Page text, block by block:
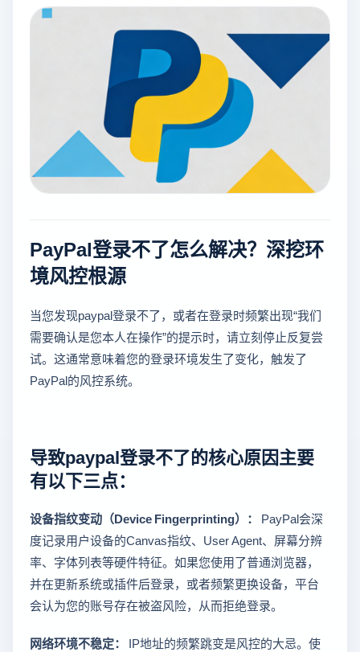
PayPal登录不了怎么解决？深挖环
境风控根源
当您发现paypal登录不了，或者在登录时频繁出现“我们
需要确认是您本人在操作”的提示时，请立刻停止反复尝
试。这通常意味着您的登录环境发生了变化，触发了
PayPal的风控系统。
导致paypal登录不了的核心原因主要
有以下三点：
设备指纹变动（Device Fingerprinting）：
PayPal会深
度记录用户设备的Canvas指纹、User Agent、屏幕分辨
率、字体列表等硬件特征。如果您使用了普通浏览器，
并在更新系统或插件后登录，或者频繁更换设备，平台
会认为您的账号存在被盗风险，从而拒绝登录。
网络环境不稳定：
IP地址的频繁跳变是风控的大忌。使